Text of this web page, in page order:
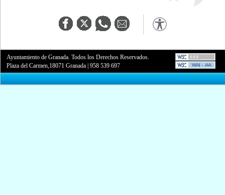
Ayuntamiento de Granada. Todos los Derechos Reservados.
Plaza del Carmen,18071 Granada |958 539 697